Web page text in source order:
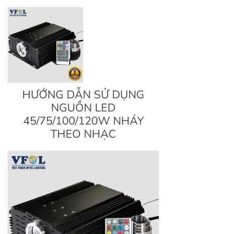
HƯỚNG DẪN SỬ DỤNG
NGUỒN LED
45/75/100/120W NHÁY
THEO NHẠC